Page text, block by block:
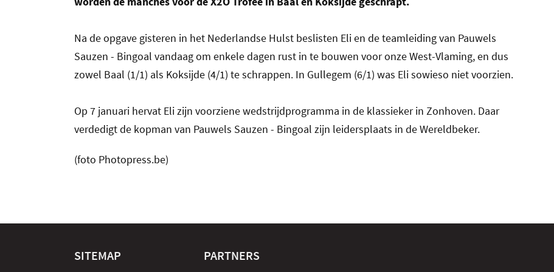
Na de opgave gisteren in het Nederlandse Hulst beslisten Eli en de teamleiding van Pauwels
Sauzen - Bingoal vandaag om enkele dagen rust in te bouwen voor onze West-Vlaming, en dus
zowel Baal (1/1) als Koksijde (4/1) te schrappen. In Gullegem (6/1) was Eli sowieso niet voorzien.
Op 7 januari hervat Eli zijn voorziene wedstrijdprogramma in de klassieker in Zonhoven. Daar
verdedigt de kopman van Pauwels Sauzen - Bingoal zijn leidersplaats in de Wereldbeker.
(foto Photopress.be)
SITEMAP PARTNERS